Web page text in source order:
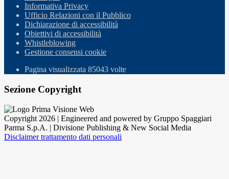
Informativa Privacy
Ufficio Relazioni con il Pubblico
Dichiarazione di accessibilità
Obiettivi di accessibilità
Whistleblowing
Gestione consensi cookie
Pagina visualizzata 85043 volte
Sezione Copyright
Copyright 2026 | Engineered and powered by Gruppo Spaggiari
Parma S.p.A. | Divisione Publishing & New Social Media
Disclaimer trattamento dati personali